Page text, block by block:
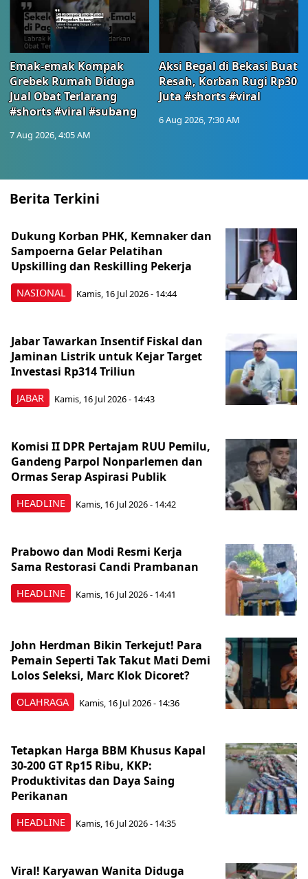
Emak-emak Kompak
Grebek Rumah Diduga
Jual Obat Terlarang
#shorts #viral #subang
7 Aug 2026, 4:05 AM
Aksi Begal di Bekasi Buat
Resah, Korban Rugi Rp30
Juta #shorts #viral
6 Aug 2026, 7:30 AM
Berita Terkini
NASIONAL
Dukung Korban PHK, Kemnaker dan
Sampoerna Gelar Pelatihan
Upskilling dan Reskilling Pekerja
Kamis, 16 Jul 2026 - 14:44
JABAR
Jabar Tawarkan Insentif Fiskal dan
Jaminan Listrik untuk Kejar Target
Investasi Rp314 Triliun
Kamis, 16 Jul 2026 - 14:43
HEADLINE
Komisi II DPR Pertajam RUU Pemilu,
Gandeng Parpol Nonparlemen dan
Ormas Serap Aspirasi Publik
Kamis, 16 Jul 2026 - 14:42
HEADLINE
Prabowo dan Modi Resmi Kerja
Sama Restorasi Candi Prambanan
Kamis, 16 Jul 2026 - 14:41
OLAHRAGA
John Herdman Bikin Terkejut! Para
Pemain Seperti Tak Takut Mati Demi
Lolos Seleksi, Marc Klok Dicoret?
Kamis, 16 Jul 2026 - 14:36
HEADLINE
Tetapkan Harga BBM Khusus Kapal
30-200 GT Rp15 Ribu, KKP:
Produktivitas dan Daya Saing
Perikanan
Kamis, 16 Jul 2026 - 14:35
Viral! Karyawan Wanita Diduga